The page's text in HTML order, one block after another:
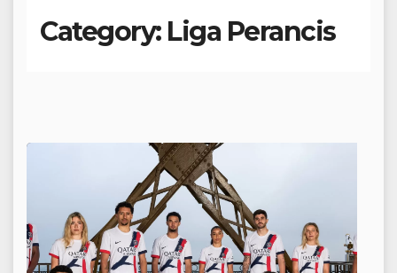
Category: Liga Perancis